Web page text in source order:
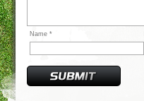
Name *